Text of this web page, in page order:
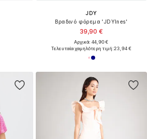
JDY
Βραδινό φόρεμα 'JDYInes'
39,90 €
Αρχικά: 44,90 €
Τελευταία χαμηλότερη τιμή:23,94 €